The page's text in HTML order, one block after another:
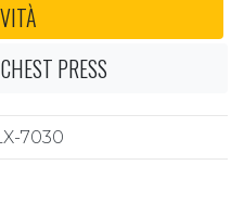
PRESS
7030